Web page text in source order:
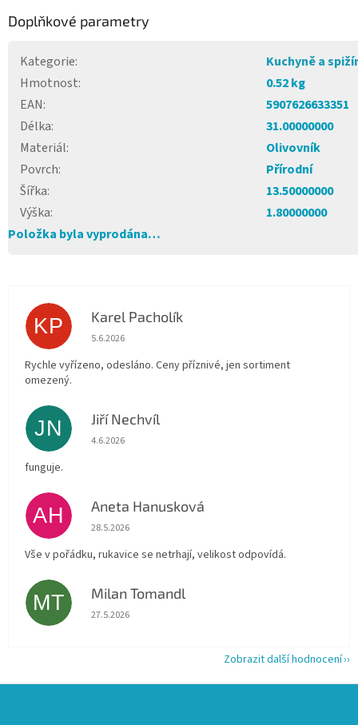
Doplňkové parametry
Kategorie:
Kuchyně a
Hmotnost:
0.52 kg
EAN:
5907626633351
Délka:
31.00000000
Materiál:
Olivovník
Povrch:
Přírodní
Šířka:
13.50000000
Výška:
1.80000000
Položka byla vyprodána…
KP Karel Pacholík
Hodnocení obchodu je 4 z 5 hvězdiček.
5.6.2026
Rychle vyřízeno, odesláno. Ceny příznivé, jen sortiment
omezený.
JN Jiří Nechvíl
Hodnocení obchodu je 5 z 5 hvězdiček.
4.6.2026
funguje.
AH Aneta Hanusková
Hodnocení obchodu je 5 z 5 hvězdiček.
28.5.2026
Vše v pořádku, rukavice se netrhají, velikost odpovídá.
MT Milan Tomandl
Hodnocení obchodu je 5 z 5 hvězdiček.
27.5.2026
Zobrazit další hodnocení